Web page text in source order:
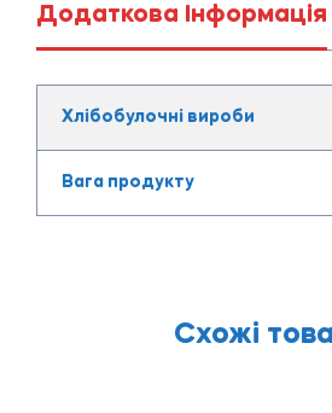
Додаткова Інформація
Хлібобулочні вироби
Вага продукту
Схожі